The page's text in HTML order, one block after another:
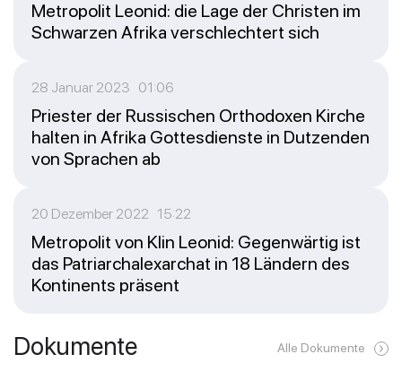
Metropolit Leonid: die Lage der Christen im
Schwarzen Afrika verschlechtert sich
28 Januar 2023 01:06
Priester der Russischen Orthodoxen Kirche
halten in Afrika Gottesdienste in Dutzenden
von Sprachen ab
20 Dezember 2022 15:22
Metropolit von Klin Leonid: Gegenwärtig ist
das Patriarchalexarchat in 18 Ländern des
Kontinents präsent
Dokumente Alle Dokumente